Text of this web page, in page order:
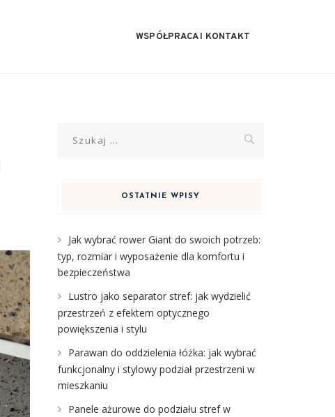
WSPÓŁPRACA I KONTAKT
OSTATNIE WPISY
Jak wybrać rower Giant do swoich potrzeb:
typ, rozmiar i wyposażenie dla komfortu i
bezpieczeństwa
Lustro jako separator stref: jak wydzielić
przestrzeń z efektem optycznego
powiększenia i stylu
Parawan do oddzielenia łóżka: jak wybrać
funkcjonalny i stylowy podział przestrzeni w
mieszkaniu
Panele ażurowe do podziału stref w